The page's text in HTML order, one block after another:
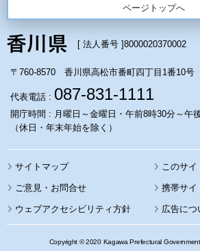
ページトップへ
[ 法人番号 ]8000020370002
〒760-8570 香川県高松市番町四丁目1番10号
代表電話 : 087-831-1111
開庁時間 : 月曜日～金曜日・午前8時30分～午
（休日・年末年始を除く）
サイトマップ このサ
携帯サイ
ウェブアクセシビリティ方針 広告につ
Copyright © 2020 Kagawa Prefectural